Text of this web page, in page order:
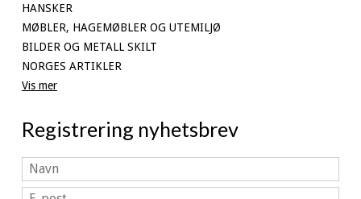
HANSKER
MØBLER, HAGEMØBLER OG UTEMILJØ
BILDER OG METALL SKILT
NORGES ARTIKLER
Vis mer
Registrering nyhetsbrev